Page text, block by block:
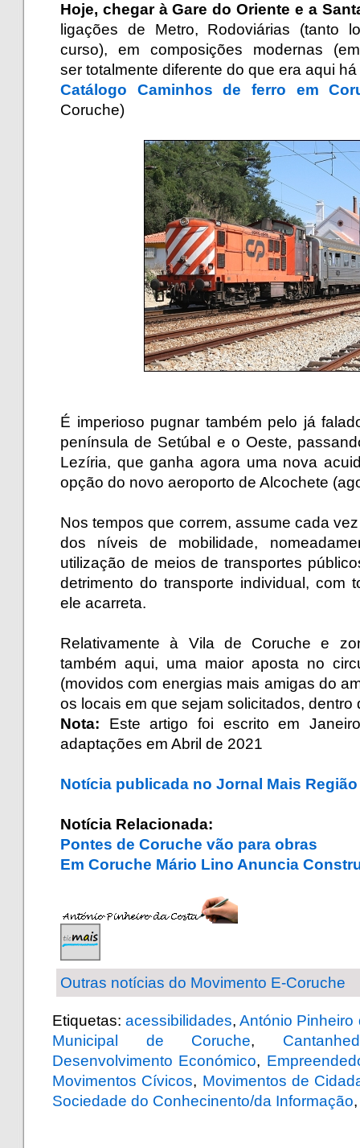
Hoje, chegar à Gare do Oriente e a
ligações de Metro, Rodoviárias (tanto
curso), em composições modernas
ser totalmente diferente do que era aqui
Catálogo Caminhos de ferro em
Coruche)
É imperioso pugnar também pelo já
península de Setúbal e o Oeste,
Lezíria, que ganha agora uma nova
opção do novo aeroporto de Alcochete
Nos tempos que correm, assume cada
dos níveis de mobilidade,
utilização de meios de transportes
detrimento do transporte individual, com
ele acarreta.
Relativamente à Vila de Coruche e
também aqui, uma maior aposta no
(movidos com energias mais amigas do
os locais em que sejam solicitados, dentro
Nota: Este artigo foi escrito em
adaptações em Abril de 2021
Notícia publicada no Jornal Mais Região
Notícia Relacionada:
Pontes de Coruche vão para obras
Em Coruche Mário Lino Anuncia
Outras notícias do Movimento E-Coruche
Etiquetas:acessibilidades,António Pinheiro
Municipal de Coruche,
Desenvolvimento Económico,
Movimentos Cívicos, Movimentos de
Sociedade do Conhecinento/da Informação